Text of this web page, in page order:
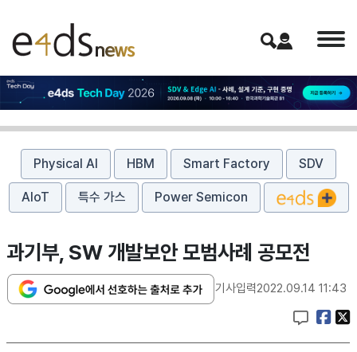
Physical AI HBM Smart Factory SDV
AIoT 특수 가스 Power Semicon
과기부, SW 개발보안 모범사례 공모전
기사입력2022.09.14 11:43